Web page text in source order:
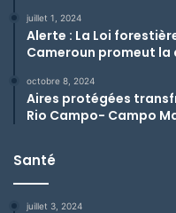
juillet 1, 2024
Alerte : La Loi
Cameroun promeut
octobre 8, 2024
Aires protégées
Rio Campo- Campo
Santé
juillet 3, 2024